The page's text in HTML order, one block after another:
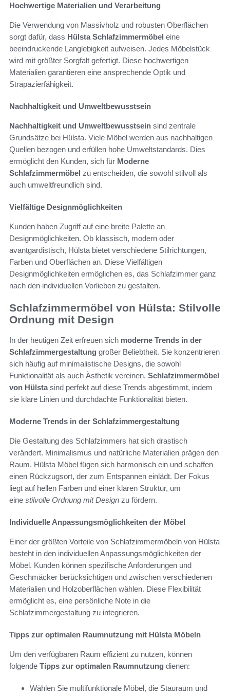
Hochwertige Materialien und Verarbeitung
Die Verwendung von Massivholz und robusten Oberflächen
sorgt dafür, dass Hülsta Schlafzimmermöbel eine
beeindruckende Langlebigkeit aufweisen. Jedes Möbelstück
wird mit größter Sorgfalt gefertigt. Diese hochwertigen
Materialien garantieren eine ansprechende Optik und
Strapazierfähigkeit.
Nachhaltigkeit und Umweltbewusstsein
Nachhaltigkeit und Umweltbewusstsein sind zentrale
Grundsätze bei Hülsta. Viele Möbel werden aus nachhaltigen
Quellen bezogen und erfüllen hohe Umweltstandards. Dies
ermöglicht den Kunden, sich für Moderne
Schlafzimmermöbel zu entscheiden, die sowohl stilvoll als
auch umweltfreundlich sind.
Vielfältige Designmöglichkeiten
Kunden haben Zugriff auf eine breite Palette an
Designmöglichkeiten. Ob klassisch, modern oder
avantgardistisch, Hülsta bietet verschiedene Stilrichtungen,
Farben und Oberflächen an. Diese Vielfältigen
Designmöglichkeiten ermöglichen es, das Schlafzimmer ganz
nach den individuellen Vorlieben zu gestalten.
Schlafzimmermöbel von Hülsta: Stilvolle
Ordnung mit Design
In der heutigen Zeit erfreuen sich moderne Trends in der
Schlafzimmergestaltung großer Beliebtheit. Sie konzentrieren
sich häufig auf minimalistische Designs, die sowohl
Funktionalität als auch Ästhetik vereinen. Schlafzimmermöbel
von Hülstasind perfekt auf diese Trends abgestimmt, indem
sie klare Linien und durchdachte Funktionalität bieten.
Moderne Trends in der Schlafzimmergestaltung
Die Gestaltung des Schlafzimmers hat sich drastisch
verändert. Minimalismus und natürliche Materialien prägen den
Raum. Hülsta Möbel fügen sich harmonisch ein und schaffen
einen Rückzugsort, der zum Entspannen einlädt. Der Fokus
liegt auf hellen Farben und einer klaren Struktur, um
eine stilvolle Ordnung mit Design zu fördern.
Individuelle Anpassungsmöglichkeiten der Möbel
Einer der größten Vorteile von Schlafzimmermöbeln von Hülsta
besteht in den individuellen Anpassungsmöglichkeiten der
Möbel. Kunden können spezifische Anforderungen und
Geschmäcker berücksichtigen und zwischen verschiedenen
Materialien und Holzoberflächen wählen. Diese Flexibilität
ermöglicht es, eine persönliche Note in die
Schlafzimmergestaltung zu integrieren.
Tipps zur optimalen Raumnutzung mit Hülsta Möbeln
Um den verfügbaren Raum effizient zu nutzen, können
folgende Tipps zur optimalen Raumnutzung dienen:
Wählen Sie multifunktionale Möbel, die Stauraum und